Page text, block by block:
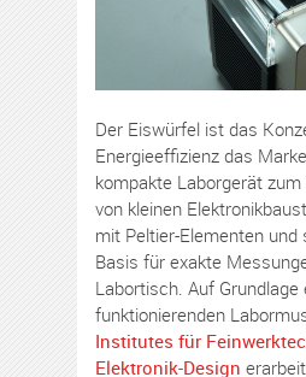
Der Eiswürfel ist das
Energieeffizienz das
kompakte Laborgerät
von kleinen
mit Peltier-Elementen
Basis für exakte
Labortisch. Auf Grundlage
funktionierenden
Institutes für
Elektronik-Design